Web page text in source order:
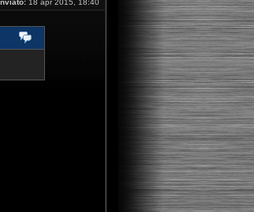
18 apr 2015, 18:40